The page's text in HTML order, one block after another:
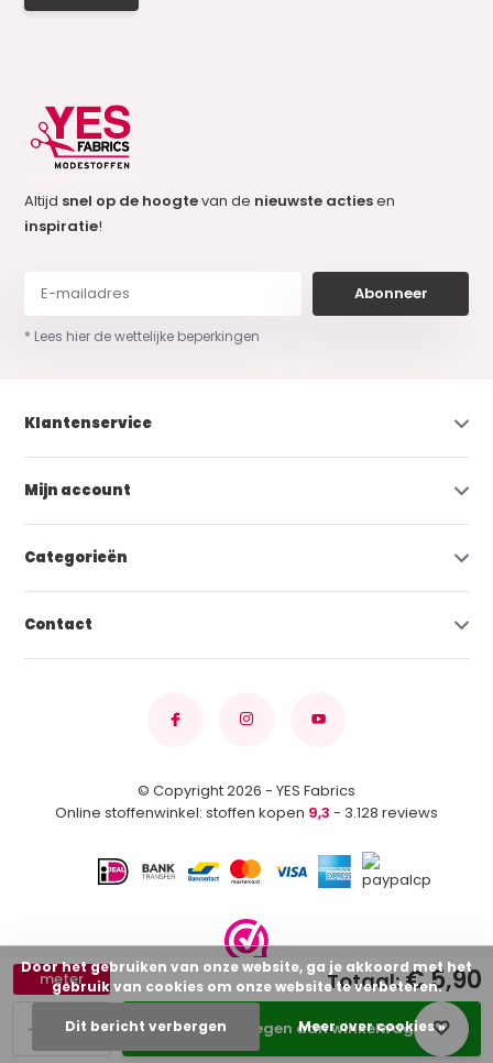
+
-
meter
Toevoegen aan winkelwagen
Totaal:€ 5,90
Altijd snel op de hoogtevan de nieuwste actiesen
inspiratie!
Abonneer
* Lees hier de wettelijke beperkingen
Klantenservice
Mijn account
Categorieën
Contact
© Copyright 2026 - YES Fabrics
Online stoffenwinkel: stoffen kopen 9,3 - 3.128 reviews
Door het gebruiken van onze website, ga je akkoord met het
gebruik van cookies om onze website te verbeteren.
Dit bericht verbergen Meer over cookies »